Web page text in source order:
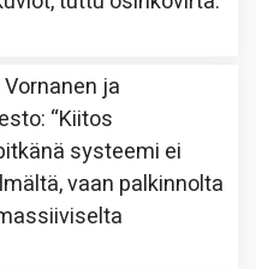
Vornanen ja
: “Kiitos
systeemi ei
vaan palkinnolta